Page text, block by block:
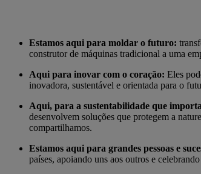
Estamos aqui para moldar o futuro:
construtor de máquinas tradicional a uma
Aqui para inovar com o coração: Eles
inovadora, sustentável e orientada para o
Aqui, para a sustentabilidade que
desenvolvem soluções que protegem a
compartilhamos.
Estamos aqui para grandes pessoas e
países, apoiando uns aos outros e